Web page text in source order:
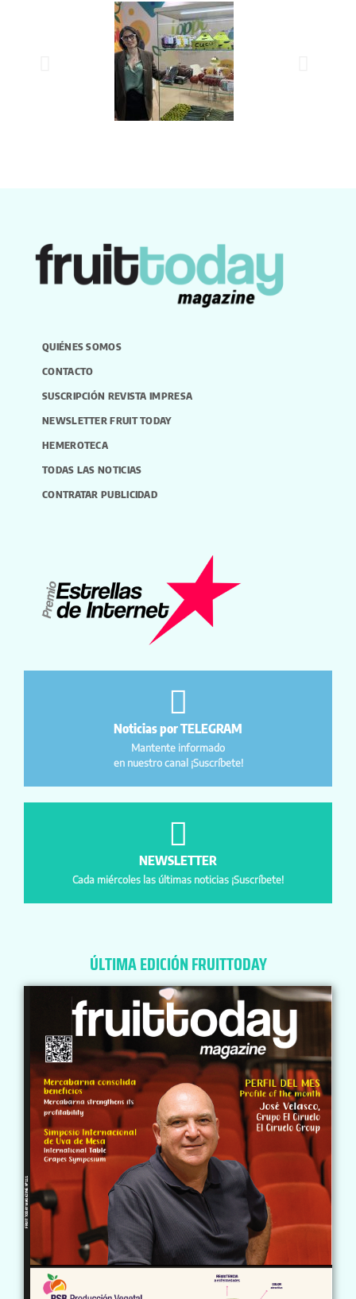
QUIÉNES SOMOS
CONTACTO
SUSCRIPCIÓN REVISTA IMPRESA
NEWSLETTER FRUIT TODAY
HEMEROTECA
TODAS LAS NOTICIAS
CONTRATAR PUBLICIDAD
Noticias por TELEGRAM
Mantente informado
en nuestro canal ¡Suscríbete!
NEWSLETTER
Cada miércoles las últimas noticias ¡Suscríbete!
ÚLTIMA EDICIÓN FRUITTODAY